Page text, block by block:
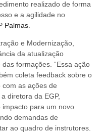
realizado de forma
e a agilidade no
Palmas
e Modernização,
da atualização
formações. “Essa ação
coleta feedback sobre o
as ações de
diretora da EGP,
para um novo
demandas de
ao quadro de instrutores.